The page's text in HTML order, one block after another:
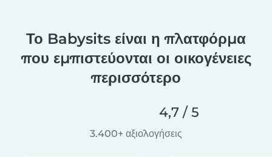
Το Babysits είναι η πλατφόρμα
που εμπιστεύονται οι οικογένειες
περισσότερο
4,7 / 5
3.400+ αξιολογήσεις